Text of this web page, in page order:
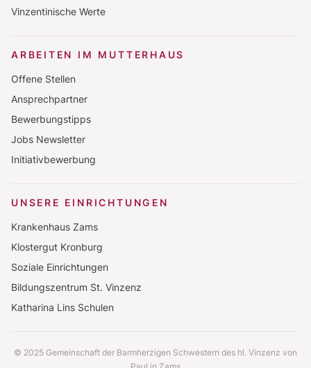
Vinzentinische Werte
ARBEITEN IM MUTTERHAUS
Offene Stellen
Ansprechpartner
Bewerbungstipps
Jobs Newsletter
Initiativbewerbung
UNSERE EINRICHTUNGEN
Krankenhaus Zams
Klostergut Kronburg
Soziale Einrichtungen
Bildungszentrum St. Vinzenz
Katharina Lins Schulen
© 2025 Gemeinschaft der Barmherzigen Schwestern des hl. Vinzenz von